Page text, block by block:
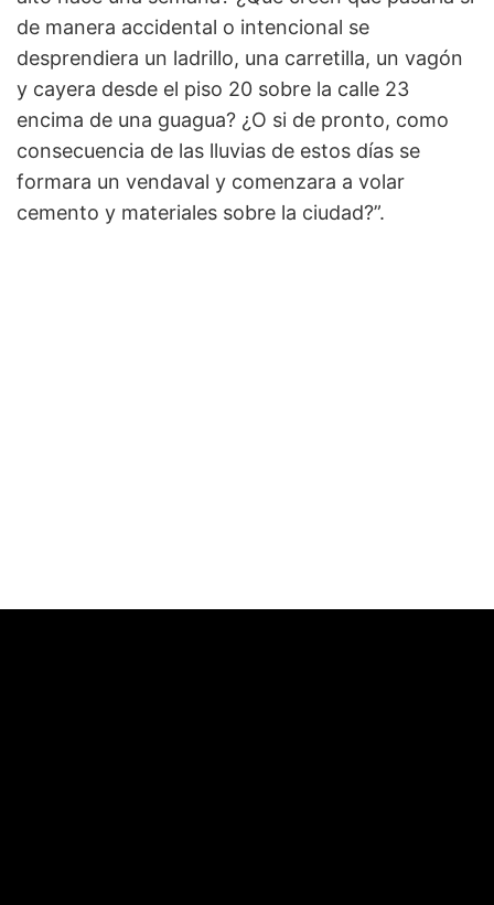
de manera accidental o intencional se
desprendiera un ladrillo, una carretilla, un vagón
y cayera desde el piso 20 sobre la calle 23
encima de una guagua? ¿O si de pronto, como
consecuencia de las lluvias de estos días se
formara un vendaval y comenzara a volar
cemento y materiales sobre la ciudad?”.